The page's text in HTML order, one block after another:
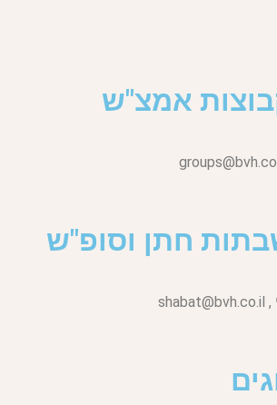
אמצ"ש
חתן וסופ"ש
,
shabat@bvh.co.il